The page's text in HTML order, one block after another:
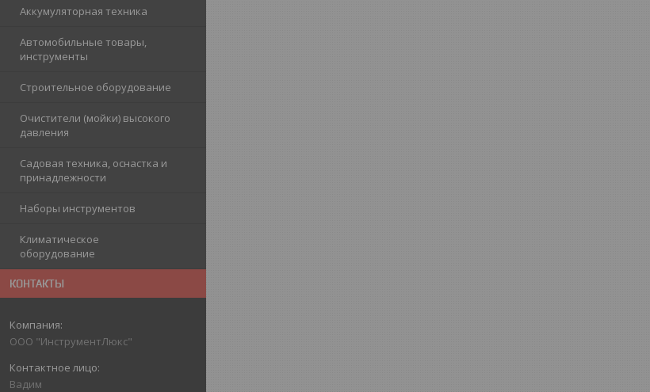
Аккумуляторная техника
Автомобильные товары,
инструменты
Строительное оборудование
Очистители (мойки) высокого
давления
Садовая техника, оснастка и
принадлежности
Наборы инструментов
Климатическое
оборудование
КОНТАКТЫ
ООО "ИнструментЛюкс"
Вадим